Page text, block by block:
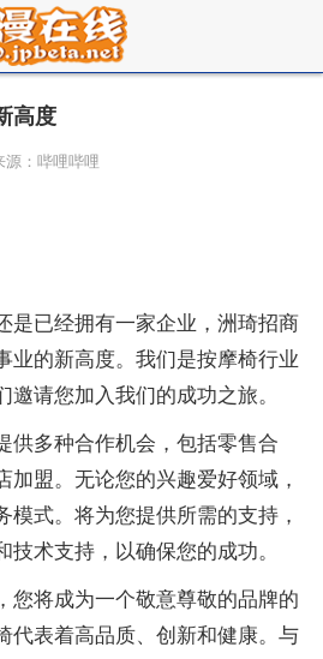
高度
源：哔哩哔哩
是已经拥有一家企业，洲琦招商
业的新高度。我们是按摩椅行业
邀请您加入我们的成功之旅。
供多种合作机会，包括零售合
加盟。无论您的兴趣爱好领域，
模式。将为您提供所需的支持，
术支持，以确保您的成功。
您将成为一个敬意尊敬的品牌的
代表着高品质、创新和健康。与